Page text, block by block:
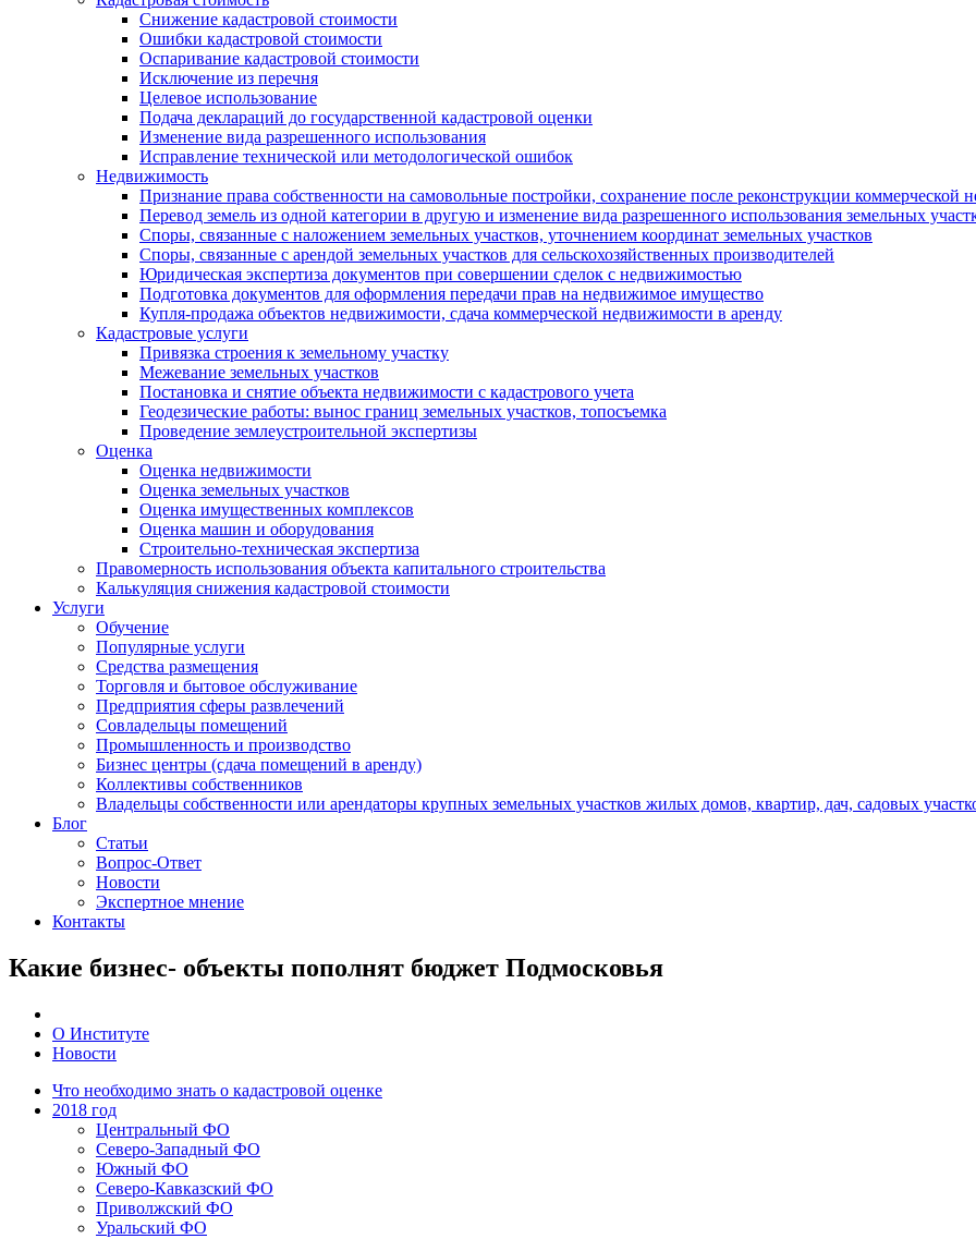
Снижение кадастровой стоимости
Ошибки кадастровой стоимости
Оспаривание кадастровой стоимости
Исключение из перечня
Целевое использование
Подача деклараций до государственной кадастровой оценки
Изменение вида разрешенного использования
Исправление технической или методологической ошибок
Недвижимость
Признание права собственности на самовольные постройки, сохранение после реконструкции коммерческой
Перевод земель из одной категории в другую и изменение вида разрешенного использования земельных
Споры, связанные с наложением земельных участков, уточнением координат земельных участков
Споры, связанные с арендой земельных участков для сельскохозяйственных производителей
Юридическая экспертиза документов при совершении сделок с недвижимостью
Подготовка документов для оформления передачи прав на недвижимое имущество
Купля-продажа объектов недвижимости, сдача коммерческой недвижимости в аренду
Кадастровые услуги
Привязка строения к земельному участку
Межевание земельных участков
Постановка и снятие объекта недвижимости с кадастрового учета
Геодезические работы: вынос границ земельных участков, топосъемка
Проведение землеустроительной экспертизы
Оценка
Оценка недвижимости
Оценка земельных участков
Оценка имущественных комплексов
Оценка машин и оборудования
Строительно-техническая экспертиза
Правомерность использования объекта капитального строительства
Калькуляция снижения кадастровой стоимости
Услуги
Обучение
Популярные услуги
Средства размещения
Торговля и бытовое обслуживание
Предприятия сферы развлечений
Совладельцы помещений
Промышленность и производство
Бизнес центры (сдача помещений в аренду)
Коллективы собственников
Владельцы собственности или арендаторы крупных земельных участков жилых домов, квартир, дач, садовых
Блог
Статьи
Вопрос-Ответ
Новости
Экспертное мнение
Контакты
Какие бизнес- объекты пополнят бюджет Подмосковья
О Институте
Новости
Что необходимо знать о кадастровой оценке
2018 год
Центральный ФО
Северо-Западный ФО
Южный ФО
Северо-Кавказский ФО
Приволжский ФО
Уральский ФО